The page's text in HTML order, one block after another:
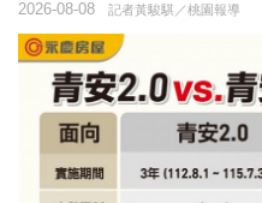
記者黃駿騏／桃園報導
2026-08-08